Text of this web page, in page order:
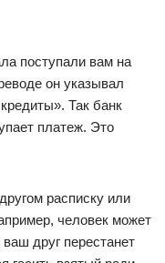
поступали вам на
он указывал
Так банк
платеж. Это
расписку или
человек может
друг перестанет